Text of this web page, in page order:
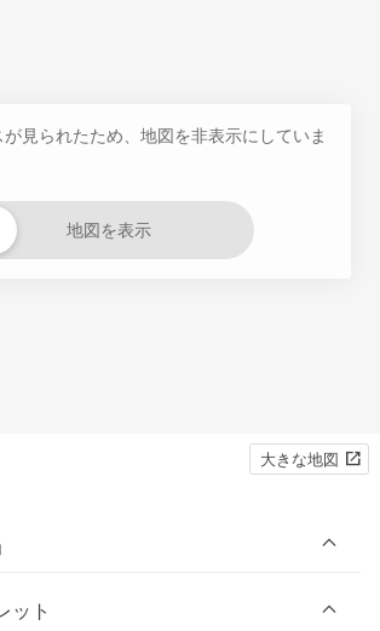
見られたため、地図を非表示にしていま
地図を表示
大きな地図
ット